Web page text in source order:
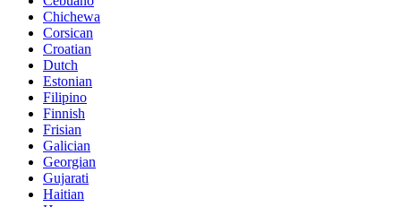
Chichewa
Corsican
Croatian
Dutch
Estonian
Filipino
Finnish
Frisian
Galician
Georgian
Gujarati
Haitian